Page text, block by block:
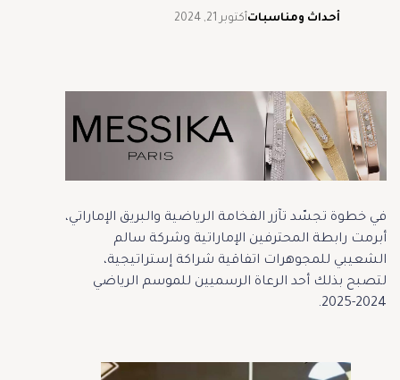
أحداث ومناسباتأكتوبر 21, 2024
في خطوة تجسّد تآزر الفخامة الرياضية والبريق الإماراتي،
أبرمت رابطة المحترفين الإماراتية وشركة سالم
الشعيبي للمجوهرات اتفاقية شراكة إستراتيجية،
لتصبح بذلك أحد الرعاة الرسميين للموسم الرياضي
2024-2025.